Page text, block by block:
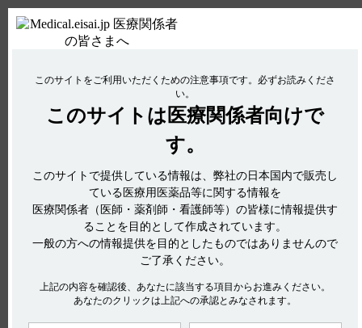
使用期限検索 Drug Information
No : 2973
【ケイツーシロップ】 授乳婦への投与に関する
注意事項について教えてください。
電子添文には、授乳婦への投与に関する注意事項は設定されて
いません。（引用1）
なお、ケイツーシロップの効能又は効果は以下の通りです。
（引用2）
4．効能又は効果
○新生児出血症及び新生児低プロトロンビン血症の治療
○新生児・乳児ビタミンK欠乏性出血症の予防
関連するQ&A
【フィコンパ錠・細粒】 血中濃度が定常状態に達する時間につい
て、教えてください。
食事の影響について教えてください。
【デタントールR】 使用期限は何年ですか？
【ロゼバラミン】 院外処方できますか？
【タスフィゴ】 手掌・足底発赤知覚不全症候群の副作用について
アンケート:ご意見をお聞かせください
このサイトをご利用いただくための注意事項です。 必ずお読みくださ
い。
このサイトは 医療関係者向けで
す。
このサイトで提供している情報は、弊社の日本国内で販売し
ている医療用医薬品等に関する情報を
医療関係者（医師・薬剤師・看護師等）の皆様に情報提供す
ることを目的として作成されています。
一般の方への情報提供を目的としたものではありませんので
ご了承ください。
上記の内容を確認後、あなたに該当する項目からお進みください。
あなたのクリックは上記への承認とみなされます。
hhcホットライン
(平日9時〜18時 土日・祝日9時〜17時)
フリーダイヤル0120-419-497
インターネットでのお問い合わせ